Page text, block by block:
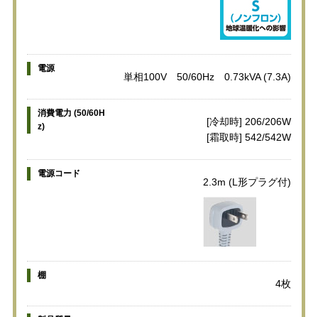
電源
単相100V 50/60Hz 0.73kVA (7.3A)
消費電力 (50/60H
z)
[冷却時] 206/206W
[霜取時] 542/542W
電源コード
2.3m (L形プラグ付)
棚
4枚